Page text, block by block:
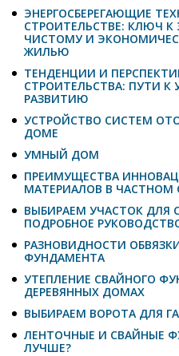
ЭНЕРГОСБЕРЕГАЮЩИЕ
СТРОИТЕЛЬСТВЕ: КЛЮЧ К
ЧИСТОМУ И
ЖИЛЬЮ
ТЕНДЕНЦИИ И
СТРОИТЕЛЬСТВА: ПУТИ
РАЗВИТИЮ
УСТРОЙСТВО СИСТЕМ
ДОМЕ
УМНЫЙ ДОМ
ПРЕИМУЩЕСТВА
МАТЕРИАЛОВ В ЧАСТНОМ
ВЫБИРАЕМ УЧАСТОК ДЛЯ
ПОДРОБНОЕ
РАЗНОВИДНОСТИ
ФУНДАМЕНТА
УТЕПЛЕНИЕ СВАЙНОГО
ДЕРЕВЯННЫХ ДОМАХ
ВЫБИРАЕМ ВОРОТА ДЛЯ
ЛЕНТОЧНЫЕ И СВАЙНЫЕ
ЛУЧШЕ?